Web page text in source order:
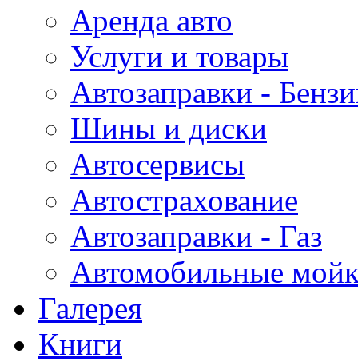
Аренда авто
Услуги и товары
Автозаправки -
Шины и диски
Автосервисы
Автострахование
Автозаправки - Газ
Автомобильные
Галерея
Книги